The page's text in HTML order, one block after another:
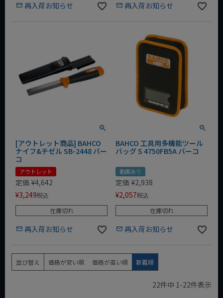
再入荷お知らせ 再入荷お知らせ
[アウトレット商品] BAHCO
ナイフ&チゼル SB-2448 バー
コ
アウトレット
定価 ¥4,642
¥3,249税込
在庫切れ
再入荷お知らせ
BAHCO 工具用多機能ツール
バッグ S 4750FB5A バーコ
動画あり
定価 ¥2,938
¥2,057税込
在庫切れ
再入荷お知らせ
並び替え 価格が安い順 価格が高い順 新着順
22件中 1-22件表示